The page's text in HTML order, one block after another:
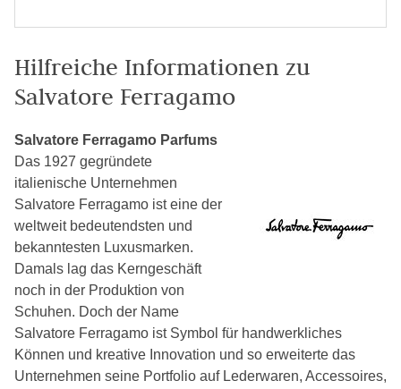
Hilfreiche Informationen zu
Salvatore Ferragamo
Salvatore Ferragamo Parfums
Das 1927 gegründete
italienische Unternehmen
Salvatore Ferragamo ist eine der
weltweit bedeutendsten und
bekanntesten Luxusmarken.
Damals lag das Kerngeschäft
noch in der Produktion von
Schuhen. Doch der Name
Salvatore Ferragamo ist Symbol für handwerkliches
Können und kreative Innovation und so erweiterte das
Unternehmen seine Portfolio auf Lederwaren, Accessoires,